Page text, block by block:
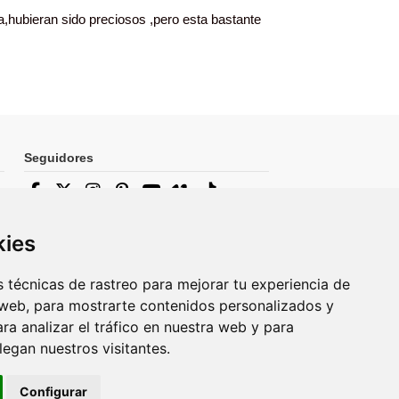
técnicas de rastreo para mejorar tu experiencia de
para mostrarte contenidos personalizados y
analizar el tráfico en nuestra web y para
nuestros visitantes.
Configurar
sido preciosos ,pero esta bastante
Seguidores
Puede darse de baja en cualquier
momento. Para ello, consulte nuestra
información de contacto en el aviso legal.